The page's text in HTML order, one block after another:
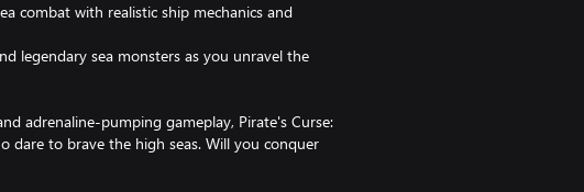
combat with realistic ship mechanics and
legendary sea monsters as you unravel the
adrenaline-pumping gameplay, Pirate's Curse:
dare to brave the high seas. Will you conquer